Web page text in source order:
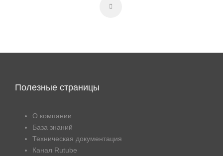
Полезные страницы
О компании
База знаний
Техническая документация
Канал Rutube